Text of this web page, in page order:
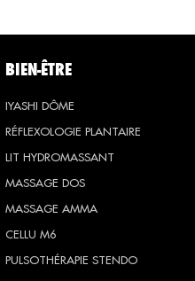
BIEN-ÊTRE
IYASHI DÔME
RÉFLEXOLOGIE PLANTAIRE
LIT HYDROMASSANT
MASSAGE DOS
MASSAGE AMMA
CELLU M6
PULSOTHÉRAPIE STENDO